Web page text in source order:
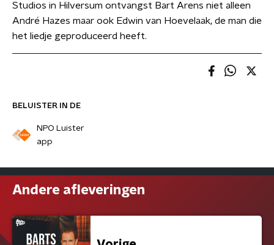
BELUISTER IN DE
NPO Luister
app
Studios in Hilversum ontvangst Bart Arens niet alleen
André Hazes maar ook Edwin van Hoevelaak, de man die
het liedje geproduceerd heeft.
Andere afleveringen